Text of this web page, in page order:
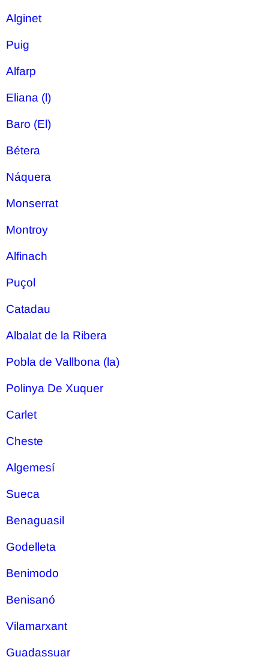
Alginet
Puig
Alfarp
Eliana (l)
Baro (El)
Bétera
Náquera
Monserrat
Montroy
Alfinach
Puçol
Catadau
Albalat de la Ribera
Pobla de Vallbona (la)
Polinya De Xuquer
Carlet
Cheste
Algemesí
Sueca
Benaguasil
Godelleta
Benimodo
Benisanó
Vilamarxant
Guadassuar